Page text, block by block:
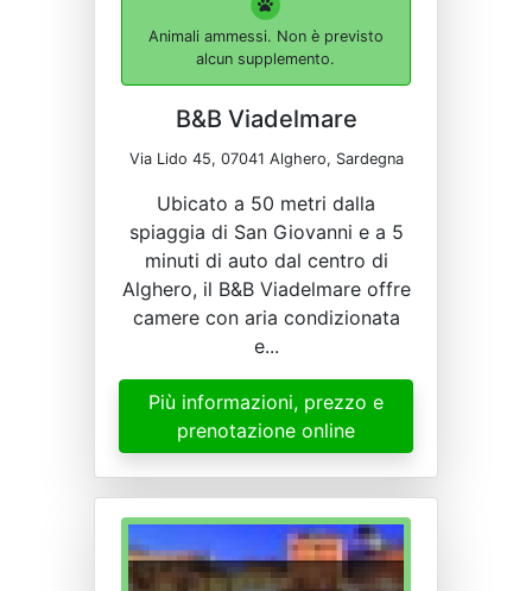
Animali ammessi. Non è previsto
alcun supplemento.
B&B Viadelmare
Via Lido 45, 07041 Alghero, Sardegna
Ubicato a 50 metri dalla
spiaggia di San Giovanni e a 5
minuti di auto dal centro di
Alghero, il B&B Viadelmare offre
camere con aria condizionata
e...
Più informazioni, prezzo e
prenotazione online